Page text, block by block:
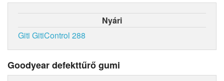
Nyári
Giti GitiControl 288
Goodyear defekttűrő gumi